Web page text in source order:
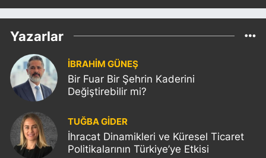
Yazarlar
İBRAHİM GÜNEŞ
Bir Fuar Bir Şehrin Kaderini
Değiştirebilir mi?
TUĞBA GİDER
İhracat Dinamikleri ve Küresel Ticaret
Politikalarının Türkiye’ye Etkisi